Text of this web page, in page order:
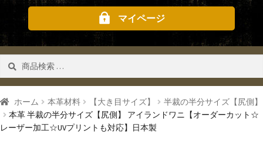
マイページ
対
象:
検索
ホーム 本革材料 【大き目サイズ】
半裁の半分サイズ【尻側】
本革 半裁の半分サイズ【尻側】 アイランドワニ【オーダーカット☆
レーザー加工☆UVプリントも対応】日本製